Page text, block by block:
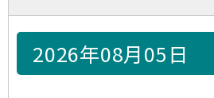
2026年08月05日